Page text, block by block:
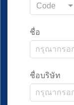
Code
ชื่อ
ชื่อบริษัท